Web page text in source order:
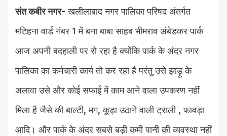
संत कबीर नगर- खलीलाबाद नगर पालिका परिषद अंतर्गत
मटिहना वार्ड नंबर 1 में बना बाबा साहब भीमराव अंबेडकर पार्क
आज अपनी बदहाली पर रो रहा है क्योंकि पार्क के अंदर नगर
पालिका का कर्मचारी कार्य तो कर रहा है परंतु उसे झाड़ू के
अलावा उसे और कोई सफाई में काम आने वाला उपकरण नहीं
मिला है जैसे की बाल्टी, मग, कूड़ा उठाने वाली ट्राली , फावड़ा
आदि। और पार्क के अंदर सबसे बड़ी कमी पानी की व्यवस्था नहीं